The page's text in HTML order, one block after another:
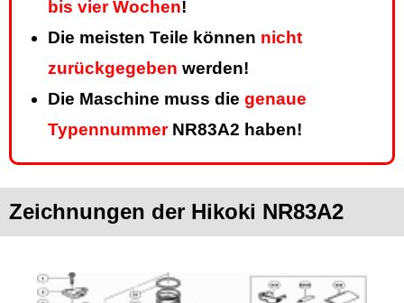
bis vier Wochen!
Die meisten Teile können nicht
zurückgegeben werden!
Die Maschine muss die genaue
TypennummerNR83A2 haben!
Zeichnungen der Hikoki NR83A2